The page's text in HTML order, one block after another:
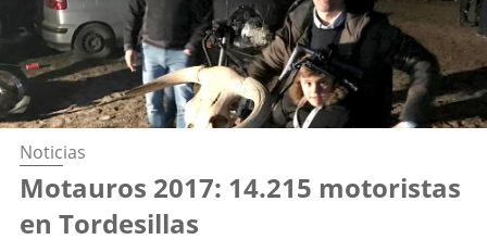
Noticias
Motauros 2017: 14.215 motoristas
en Tordesillas